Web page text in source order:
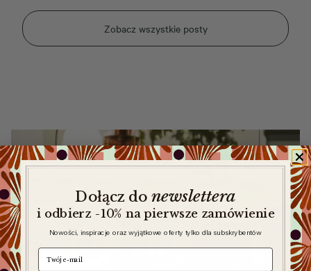
Zobacz wszystkie posty
Dołącz do newslettera
i odbierz -10% na pierwsze zamówienie
Nowości, inspiracje oraz wyjątkowe oferty tylko dla subskrybentów
e-mail